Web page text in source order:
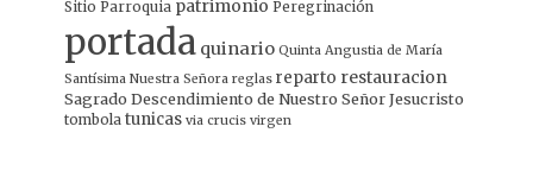
Sitio Parroquia patrimonio Peregrinación
portada quinario Quinta Angustia de María
Santísima Nuestra Señora reglas reparto restauracion
Sagrado Descendimiento de Nuestro Señor Jesucristo
tombola tunicas via crucis virgen